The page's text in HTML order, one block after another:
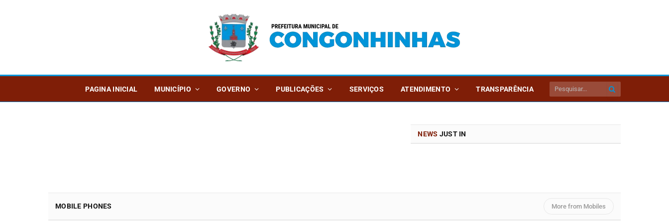
PAGINA INICIAL MUNICÍPIO GOVERNO PUBLICAÇÕES SERVIÇOS ATENDIMENTO TRANSPARÊNCIA
NEWS JUST IN
MOBILE PHONES More from Mobiles